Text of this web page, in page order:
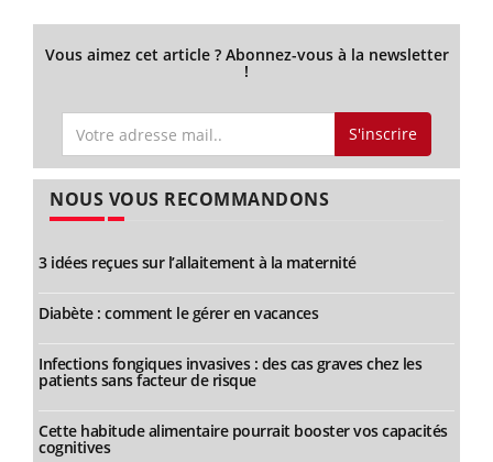
Vous aimez cet article ? Abonnez-vous à la newsletter
!
S'inscrire
NOUS VOUS RECOMMANDONS
3 idées reçues sur l’allaitement à la maternité
Diabète : comment le gérer en vacances
Infections fongiques invasives : des cas graves chez les
patients sans facteur de risque
Cette habitude alimentaire pourrait booster vos capacités
cognitives